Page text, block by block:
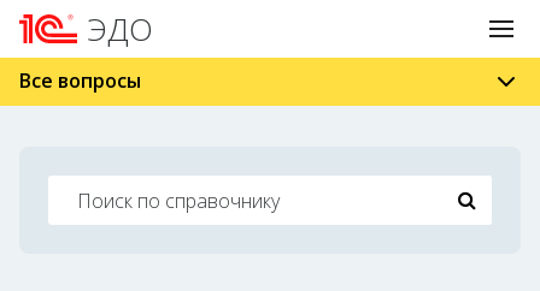
ЭДО
Все вопросы